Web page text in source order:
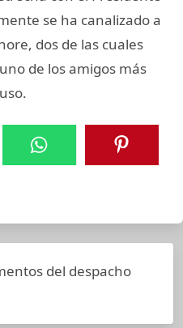
se ha canalizado a
dos de las cuales
de los amigos más
del despacho